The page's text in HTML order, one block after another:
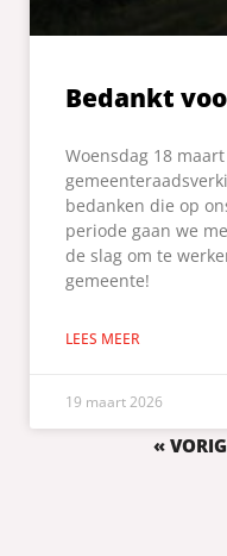
Bedankt
Woensdag 18
bedanken die op
periode gaan we
de slag om te
gemeente!
LEES MEER
19 maart 2026
«